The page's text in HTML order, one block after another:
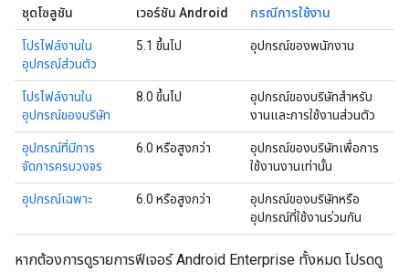
ชุดโซลูชัน เวอร์ชัน Android กรณีการใช้งาน
โปรไฟล์งานใน
อุปกรณ์ส่วนตัว
5.1 ขึ้นไป อุปกรณ์ของพนักงาน
โปรไฟล์งานใน
อุปกรณ์ของบริษัท
8.0 ขึ้นไป
อุปกรณ์ของบริษัทสำหรับ
งานและการใช้งานส่วนตัว
อุปกรณ์ที่มีการ
จัดการครบวงจร
6.0 หรือสูงกว่า
อุปกรณ์ของบริษัทเพื่อการ
ใช้งานงานเท่านั้น
อุปกรณ์เฉพาะ 6.0 หรือสูงกว่า
อุปกรณ์ของบริษัทหรือ
อุปกรณ์ที่ใช้งานร่วมกัน
หากต้องการดูรายการฟีเจอร์ Android Enterprise ทั้งหมด โปรดดู